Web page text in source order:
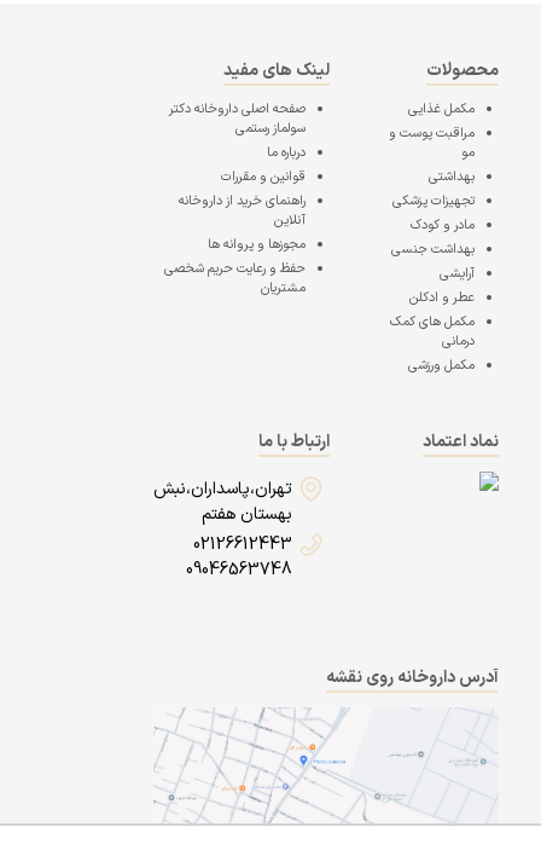
محصولات
مکمل غذایی
مراقبت پوست و
مو
بهداشتی
تجهیزات پزشکی
مادر و کودک
بهداشت جنسی
آرایشی
عطر و ادکلن
مکمل های کمک
درمانی
مکمل ورزشی
لینک های مفید
صفحه اصلیداروخانه دکتر
سولماز رستمی
درباره ما
قوانین و مقررات
راهنمای خرید از داروخانه
آنلاین
مجوزها و پروانه ها
حفظ و رعایت حریم شخصی
مشتریان
نماد اعتماد
ارتباط با ما
تهران،پاسداران،نبش
بهستان هفتم
02126612443
09046563748
آدرس داروخانه روی نقشه